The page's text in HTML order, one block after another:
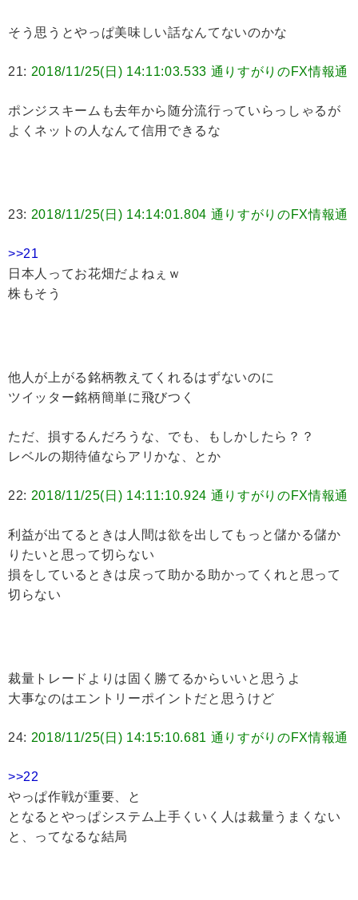
そう思うとやっぱ美味しい話なんてないのかな
21: 2018/11/25(日) 14:11:03.533 通りすがりのFX情報通
ポンジスキームも去年から随分流行っていらっしゃるが
よくネットの人なんて信用できるな
23: 2018/11/25(日) 14:14:01.804 通りすがりのFX情報通
>>21
日本人ってお花畑だよねぇｗ
株もそう
他人が上がる銘柄教えてくれるはずないのに
ツイッター銘柄簡単に飛びつく
ただ、損するんだろうな、でも、もしかしたら？？
レベルの期待値ならアリかな、とか
22: 2018/11/25(日) 14:11:10.924 通りすがりのFX情報通
利益が出てるときは人間は欲を出してもっと儲かる儲か
りたいと思って切らない
損をしているときは戻って助かる助かってくれと思って
切らない
裁量トレードよりは固く勝てるからいいと思うよ
大事なのはエントリーポイントだと思うけど
24: 2018/11/25(日) 14:15:10.681 通りすがりのFX情報通
>>22
やっぱ作戦が重要、と
となるとやっぱシステム上手くいく人は裁量うまくない
と、ってなるな結局